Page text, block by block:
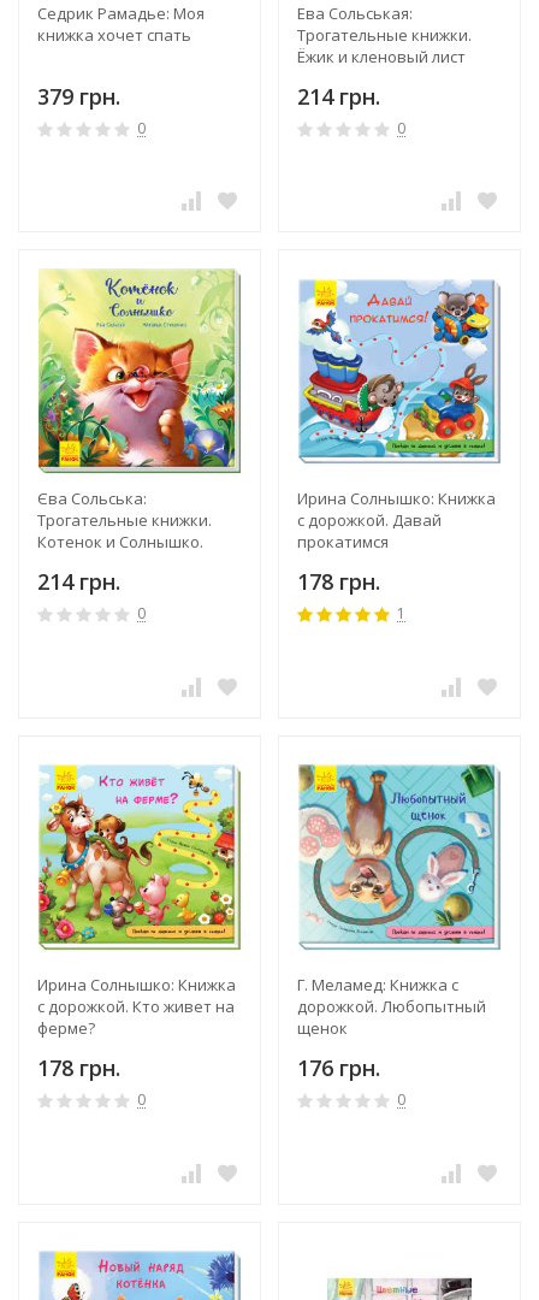
Седрик Рамадье: Моя
книжка хочет спать
379 грн.
0
Ева Сольськая:
Трогательные книжки.
Ёжик и кленовый лист
214 грн.
0
Єва Сольська:
Трогательные книжки.
Котенок и Солнышко.
214 грн.
0
Ирина Солнышко: Книжка
с дорожкой. Давай
прокатимся
178 грн.
1
Ирина Солнышко: Книжка
с дорожкой. Кто живет на
ферме?
178 грн.
0
Г. Меламед: Книжка с
дорожкой. Любопытный
щенок
176 грн.
0